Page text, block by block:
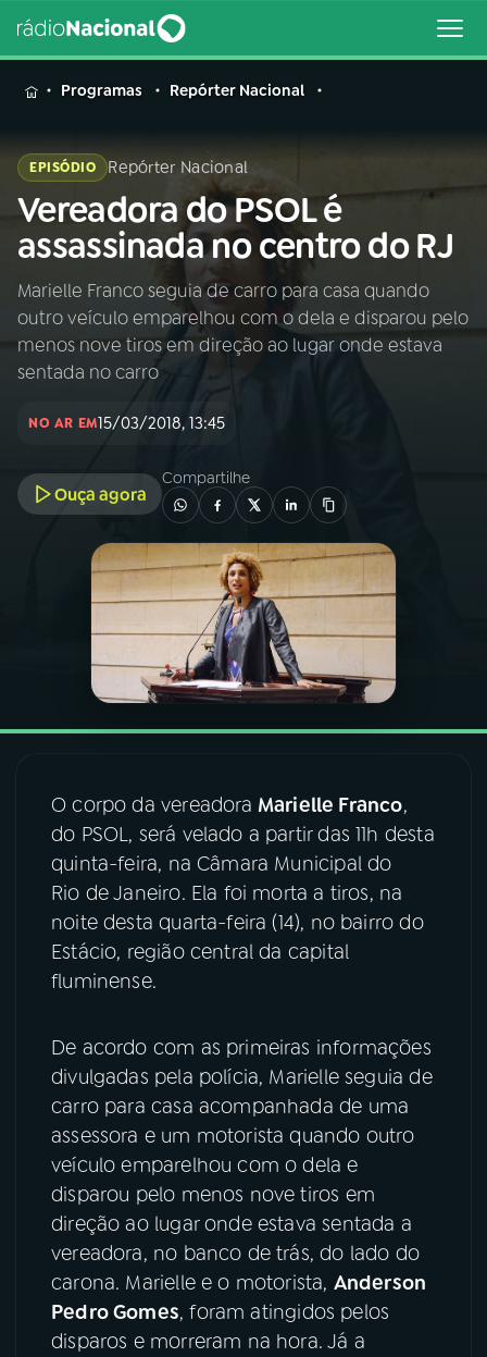
MENU
Buscar
na
Rádio
Nacional
Buscar
AO VIVO
PROGRAMAÇÃO
PODCASTS
07ÚLTIMAS
08 FESTIVAL DE MÚSICA
ACOMPANHE A RÁDIO NACIONAL
Instagram X
Programas Repórter Nacional
EPISÓDIO Repórter Nacional
Vereadora do PSOL é
assassinada no centro do RJ
Marielle Franco seguia de carro para casa quando
outro veículo emparelhou com o dela e disparou pelo
menos nove tiros em direção ao lugar onde estava
sentada no carro
NO AR EM15/03/2018, 13:45
Ouça agora
Compartilhe
O corpo da vereadora Marielle Franco,
do PSOL, será velado a partir das 11h desta
quinta-feira, na Câmara Municipal do
Rio de Janeiro. Ela foi morta a tiros, na
noite desta quarta-feira (14), no bairro do
Estácio, região central da capital
fluminense.
De acordo com as primeiras informações
divulgadas pela polícia, Marielle seguia de
carro para casa acompanhada de uma
assessora e um motorista quando outro
veículo emparelhou com o dela e
disparou pelo menos nove tiros em
direção ao lugar onde estava sentada a
vereadora, no banco de trás, do lado do
carona. Marielle e o motorista, Anderson
Pedro Gomes, foram atingidos pelos
disparos e morreram na hora. Já a